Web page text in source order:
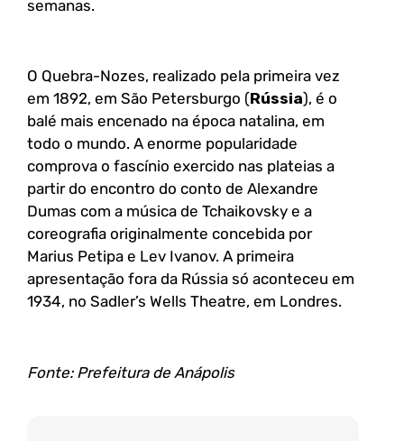
semanas.
O Quebra-Nozes, realizado pela primeira vez
em 1892, em São Petersburgo (Rússia), é o
balé mais encenado na época natalina, em
todo o mundo. A enorme popularidade
comprova o fascínio exercido nas plateias a
partir do encontro do conto de Alexandre
Dumas com a música de Tchaikovsky e a
coreografia originalmente concebida por
Marius Petipa e Lev Ivanov. A primeira
apresentação fora da Rússia só aconteceu em
1934, no Sadler’s Wells Theatre, em Londres.
Fonte: Prefeitura de Anápolis